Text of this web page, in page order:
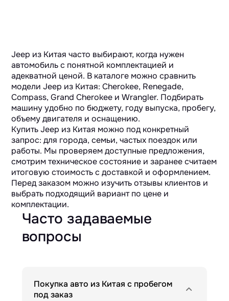
Jeep из Китая часто выбирают, когда нужен
автомобиль с понятной комплектацией и
адекватной ценой. В каталоге можно сравнить
модели Jeep из Китая: Cherokee, Renegade,
Compass, Grand Cherokee и Wrangler. Подбирать
машину удобно по бюджету, году выпуска, пробегу,
объему двигателя и оснащению.
Купить Jeep из Китая можно под конкретный
запрос: для города, семьи, частых поездок или
работы. Мы проверяем доступные предложения,
смотрим техническое состояние и заранее считаем
итоговую стоимость с доставкой и оформлением.
Перед заказом можно изучить отзывы клиентов и
выбрать подходящий вариант по цене и
комплектации.
Часто задаваемые
вопросы
Покупка авто из Китая с пробегом
под заказ